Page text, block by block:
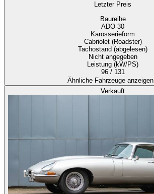
Letzter Preis
Baureihe
ADO 30
Karosserieform
Cabriolet (Roadster)
Tachostand (abgelesen)
Nicht angegeben
Leistung (kW/PS)
96 / 131
Ähnliche Fahrzeuge anzeigen
Verkauft